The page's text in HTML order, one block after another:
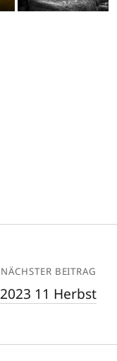
NÄCHSTER BEITRAG
2023 11 Herbst